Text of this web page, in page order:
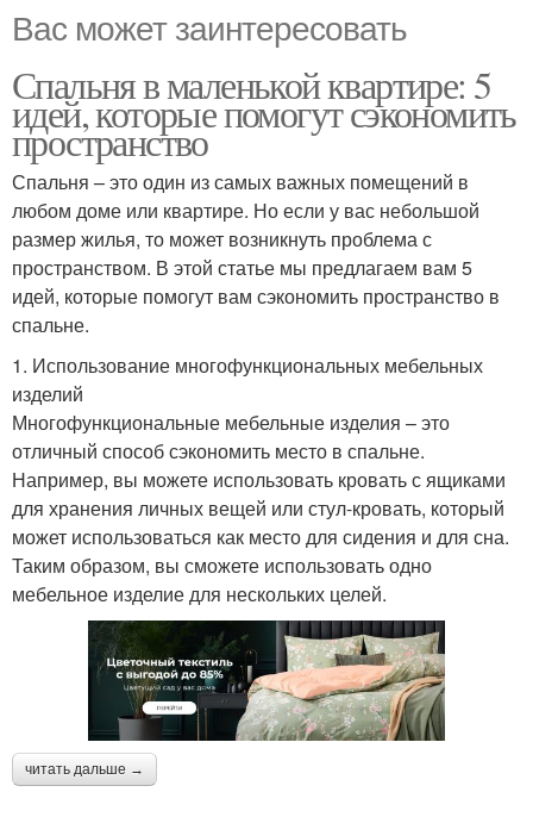
Вас может заинтересовать
Спальня в маленькой квартире: 5
идей, которые помогут сэкономить
пространство
Спальня – это один из самых важных помещений в
любом доме или квартире. Но если у вас небольшой
размер жилья, то может возникнуть проблема с
пространством. В этой статье мы предлагаем вам 5
идей, которые помогут вам сэкономить пространство в
спальне.
1. Использование многофункциональных мебельных
изделий
Многофункциональные мебельные изделия – это
отличный способ сэкономить место в спальне.
Например, вы можете использовать кровать с ящиками
для хранения личных вещей или стул-кровать, который
может использоваться как место для сидения и для сна.
Таким образом, вы сможете использовать одно
мебельное изделие для нескольких целей.
читать дальше →